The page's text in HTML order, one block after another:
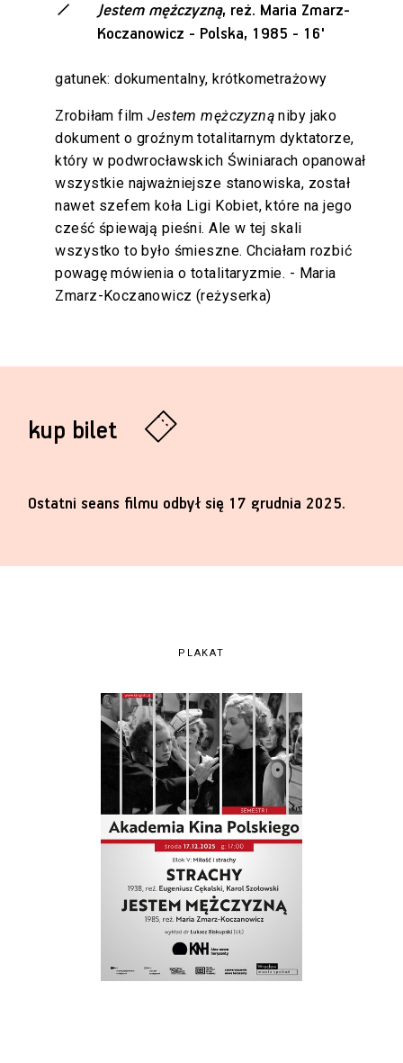
kup bilet
Ostatni seans filmu odbył się 17 grudnia 2025.
PLAKAT
Jestem mężczyzną, reż. Maria Zmarz-
Koczanowicz - Polska, 1985 - 16'
gatunek: dokumentalny, krótkometrażowy
Zrobiłam filmJestem mężczyzną niby jako
dokument o groźnym totalitarnym dyktatorze,
który w podwrocławskich Świniarach opanował
wszystkie najważniejsze stanowiska, został
nawet szefem koła Ligi Kobiet, które na jego
cześć śpiewają pieśni. Ale w tej skali
wszystko to było śmieszne. Chciałam rozbić
powagę mówienia o totalitaryzmie. - Maria
Zmarz-Koczanowicz (reżyserka)